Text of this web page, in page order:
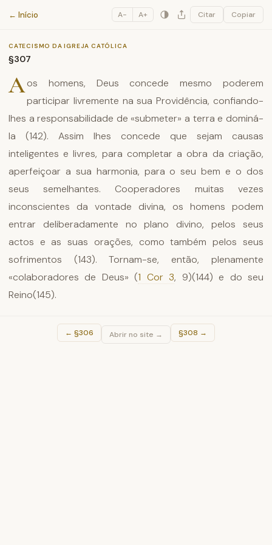
Catecismo da Igreja Católica
← Início A− A+ Citar Copiar
CATECISMO DA IGREJA CATÓLICA
§307
Aos homens, Deus concede mesmo poderem
participar livremente na sua Providência, confiando-
lhes a responsabilidade de «submeter» a terra e dominá-
la (142). Assim lhes concede que sejam causas
inteligentes e livres, para completar a obra da criação,
aperfeiçoar a sua harmonia, para o seu bem e o dos
seus semelhantes. Cooperadores muitas vezes
inconscientes da vontade divina, os homens podem
entrar deliberadamente no plano divino, pelos seus
actos e as suas orações, como também pelos seus
sofrimentos (143). Tornam-se, então, plenamente
«colaboradores de Deus» (1 Cor 3, 9)(144) e do seu
Reino(145).
← §306 Abrir no site → §308 →